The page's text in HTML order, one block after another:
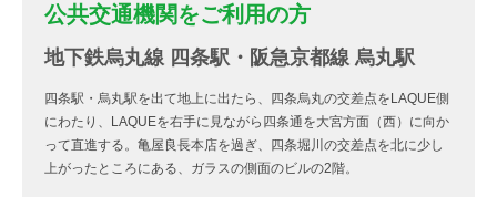
公共交通機関をご利用の方
地下鉄烏丸線 四条駅・阪急京都線 烏丸駅
四条駅・烏丸駅を出て地上に出たら、四条烏丸の交差点をLAQUE側
にわたり、LAQUEを右手に見ながら四条通を大宮方面（西）に向か
って直進する。亀屋良長本店を過ぎ、四条堀川の交差点を北に少し
上がったところにある、ガラスの側面のビルの2階。